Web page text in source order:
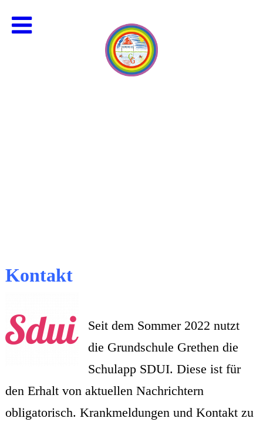
Kontakt
Seit dem Sommer 2022 nutzt
die Grundschule Grethen die
Schulapp SDUI. Diese ist für
den Erhalt von aktuellen Nachrichtern
obligatorisch. Krankmeldungen und Kontakt zu